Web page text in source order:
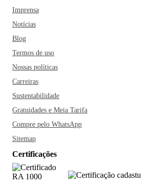
Imprensa
Notícias
Blog
Termos de uso
Nossas políticas
Carreiras
Sustentabilidade
Gratuidades e Meia Tarifa
Compre pelo WhatsApp
Sitemap
Certificações